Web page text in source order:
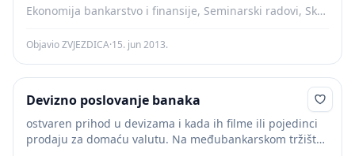
Ekonomija bankarstvo i finansije, Seminarski radovi, Skripte
Objavio ZVJEZDICA·15. jun 2013.
Devizno poslovanje banaka
ostvaren prihod u devizama i kada ih filme ili pojedinci
prodaju za domaću valutu. Na međubankarskom tržištu